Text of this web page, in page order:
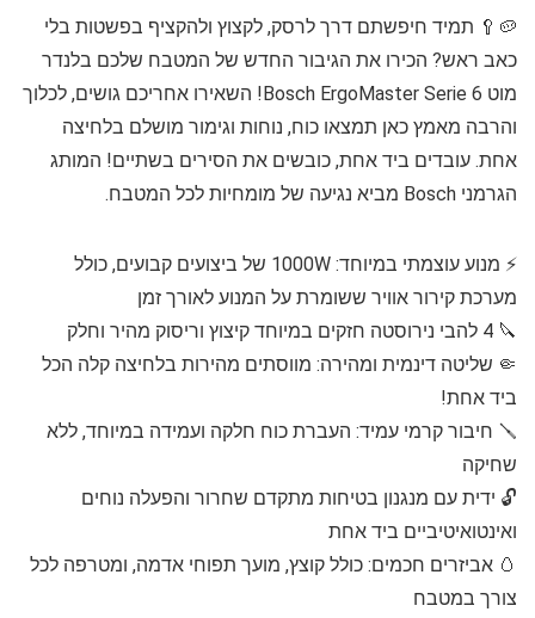
🥔🥄 תמיד חיפשתם דרך לרסק, לקצוץ ולהקציף בפשטות בלי
כאב ראש? הכירו את הגיבור החדש של המטבח שלכם בלנדר
מוט Bosch ErgoMaster Serie 6! השאירו אחריכם גושים, לכלוך
והרבה מאמץ כאן תמצאו כוח, נוחות וגימור מושלם בלחיצה
אחת. עובדים ביד אחת, כובשים את הסירים בשתיים! המותג
הגרמני Bosch מביא נגיעה של מומחיות לכל המטבח.
⚡ מנוע עוצמתי במיוחד: 1000W של ביצועים קבועים, כולל
מערכת קירור אוויר ששומרת על המנוע לאורך זמן
🔪 4 להבי נירוסטה חזקים במיוחד קיצוץ וריסוק מהיר וחלק
🤏 שליטה דינמית ומהירה: מווסתים מהירות בלחיצה קלה הכל
ביד אחת!
🪛 חיבור קרמי עמיד: העברת כוח חלקה ועמידה במיוחד, ללא
שחיקה
🔓 ידית עם מנגנון בטיחות מתקדם שחרור והפעלה נוחים
ואינטואיטיביים ביד אחת
🥚 אביזרים חכמים: כולל קוצץ, מועך תפוחי אדמה, ומטרפה לכל
צורך במטבח